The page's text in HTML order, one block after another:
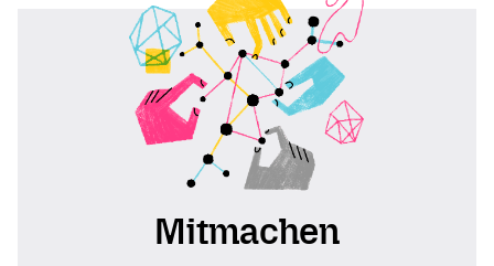
Mitmachen